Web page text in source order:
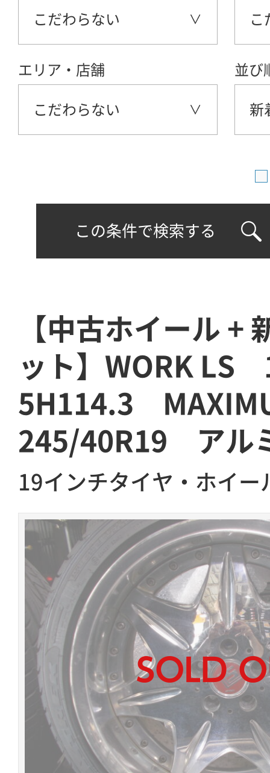
こだわらない こ
エリア・店舗
こだわらない
並び
新
この条件で検索する
【中古ホイール +
ット】WORK LS
5H114.3
245/40R19 アル
19インチタイヤ・ホイー